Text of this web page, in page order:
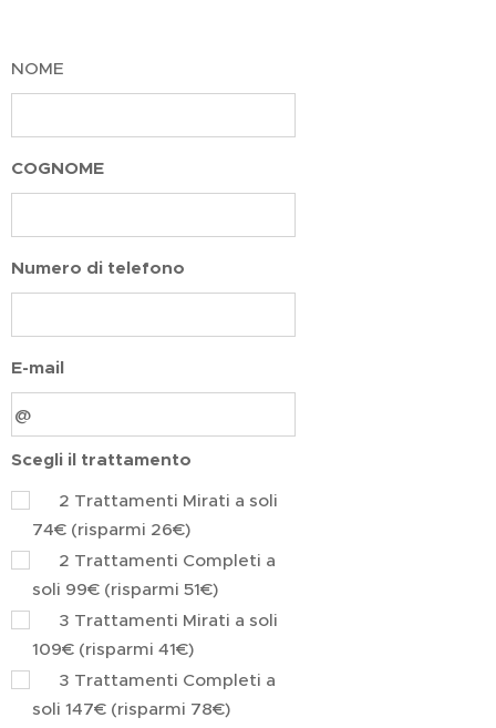
NOME
COGNOME
Numero di telefono
E-mail
Scegli il trattamento
✅ 2 Trattamenti Mirati a soli
74€ (risparmi 26€)
✅ 2 Trattamenti Completi a
soli 99€ (risparmi 51€)
✅ 3 Trattamenti Mirati a soli
109€ (risparmi 41€)
✅ 3 Trattamenti Completi a
soli 147€ (risparmi 78€)